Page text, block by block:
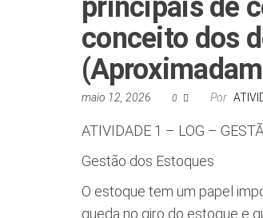
principais de
conceito dos
maio 12, 2026 0 Por
ATIVIDADE 1 – LOG –
Gestão dos Estoques
O estoque tem um papel
queda no giro do estoque e